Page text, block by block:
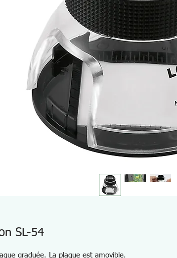
SL-54
graduée. La plaque est amovible.